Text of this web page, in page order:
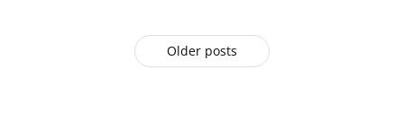
Older posts